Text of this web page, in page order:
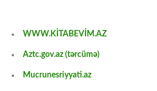
WWW.KİTABEVİM.AZ
Aztc.gov.az (tərcümə)
Mucrunesriyyati.az